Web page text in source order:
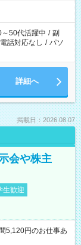
～50代活躍中 / 副
電話対応なし / パソ
詳細へ
掲載日：2026.08.07
会や株主
生歓迎
円のお仕事あ